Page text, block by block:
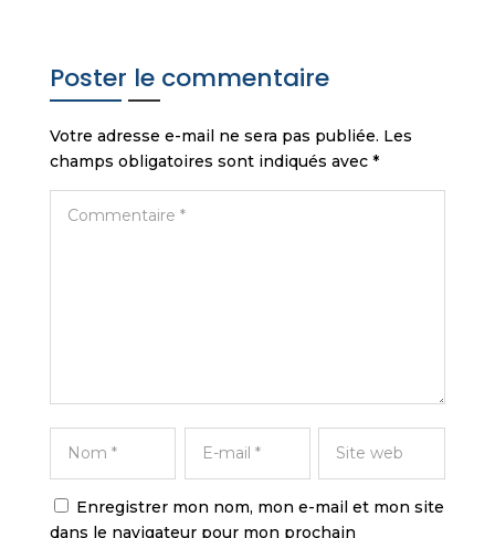
Poster le commentaire
Votre adresse e-mail ne sera pas publiée. Les
champs obligatoires sont indiqués avec *
Enregistrer mon nom, mon e-mail et mon site
dans le navigateur pour mon prochain